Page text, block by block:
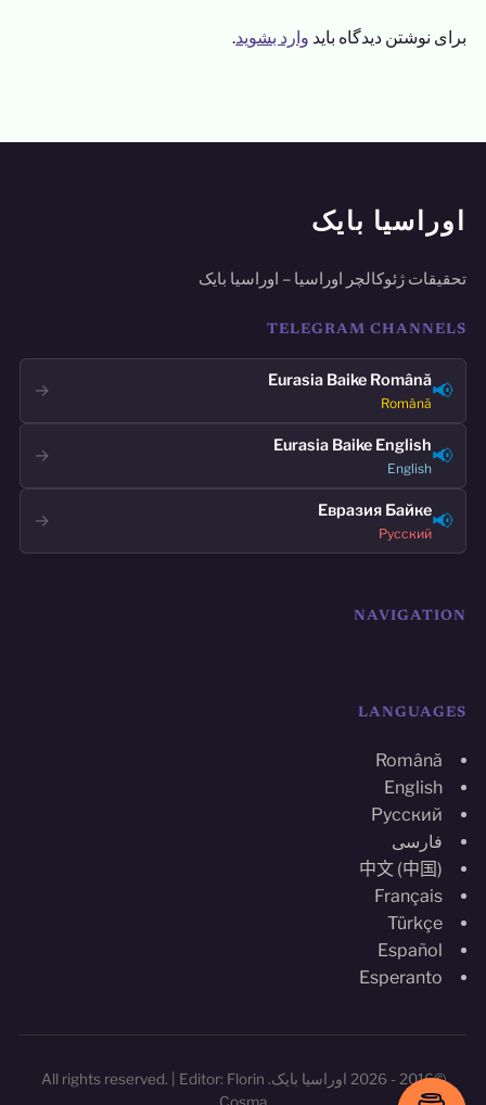
برای نوشتن دیدگاه باید وارد بشوید.
اوراسیا بایک
تحقیقات ژئوکالچر اوراسیا – اوراسیا بایک
TELEGRAM CHANNELS
📢
Eurasia Baike Română
Română
→
📢
Eurasia Baike English
English
→
📢
Евразия Байке
Русский
→
NAVIGATION
LANGUAGES
Română
English
Русский
فارسی
中文 (中国)
Français
Türkçe
Español
Esperanto
©2016 - 2026 اوراسیا بایک. All rights reserved. | Editor: Florin